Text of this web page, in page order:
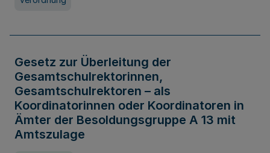
Gesetz zur Überleitung der
Gesamtschulrektorinnen,
Gesamtschulrektoren – als
Koordinatorinnen oder Koordinatoren in
Ämter der Besoldungsgruppe A 13 mit
Amtszulage